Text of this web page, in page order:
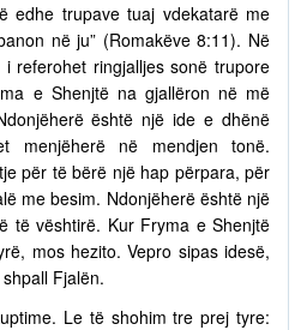
edhe trupave tuaj vdekatarë me
në ju” (Romakëve 8:11). Në
i referohet ringjalljes sonë trupore
e Shenjtë na gjallëron në më
është një ide e dhënë
menjëherë në mendjen tonë.
për të bërë një hap përpara, për
me besim. Ndonjëherë është një
të vështirë. Kur Fryma e Shenjtë
mos hezito. Vepro sipas idesë,
Fjalën.
Le të shohim tre prej tyre: